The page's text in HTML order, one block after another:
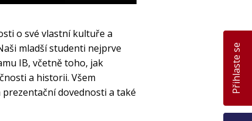
o své vlastní kultuře a
mladší studenti nejprve
IB, včetně toho, jak
a historii. Všem
dovednosti a také
Přihlaste se